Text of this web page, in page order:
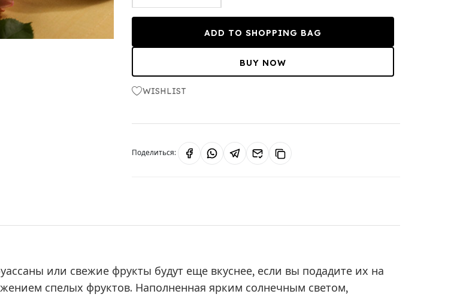
ADD TO SHOPPING BAG
BUY NOW
WISHLIST
Поделиться:
или свежие фрукты будут еще вкуснее, если вы подадите их на
спелых фруктов. Наполненная ярким солнечным светом,